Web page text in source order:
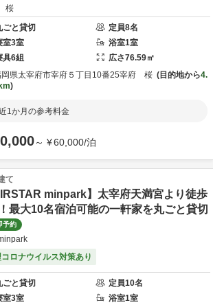
桜
ごと貸切
定員8名
室3室 浴室1室
具6組 広さ76.59㎡
県太宰府市宰府５丁目10番25宰府 桜 目的地から4.
1か月の参考料金
～ ¥60,000/泊
て
minpark】太宰府天満宮より徒歩
最大10名宿泊可能の一軒家を丸ごと貸切
予約
ロナウイルス対策あり
ごと貸切 定員10名
室3室 浴室1室